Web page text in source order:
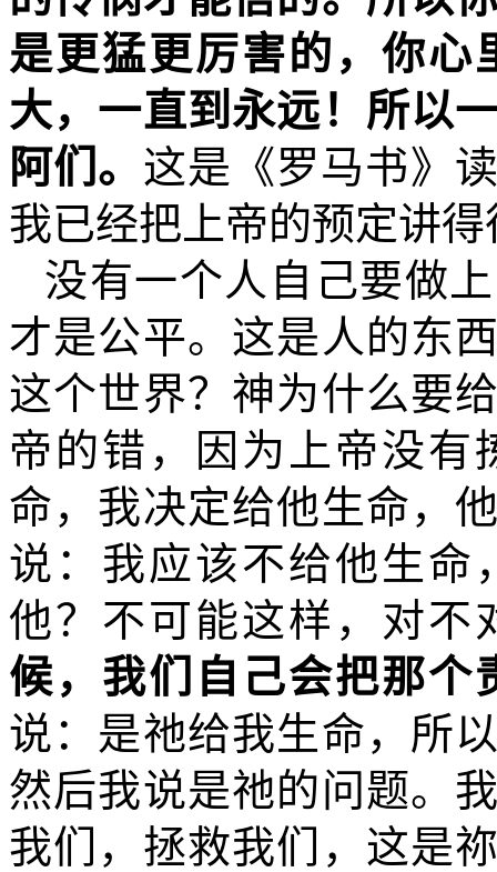
是更猛更厉害的，你心
大，一直到永远！所以
阿们。 这是《罗马书》
我已经把上帝的预定讲
没有一个人自己要做
才是公平。这是人的东
这个世界？神为什么要
帝的错，因为上帝没有
命，我决定给他生命，
说：我应该不给他生命
他？不可能这样，对不
候，我们自己会把那个
说：是祂给我生命，所
然后我说是祂的问题。
我们，拯救我们，这是